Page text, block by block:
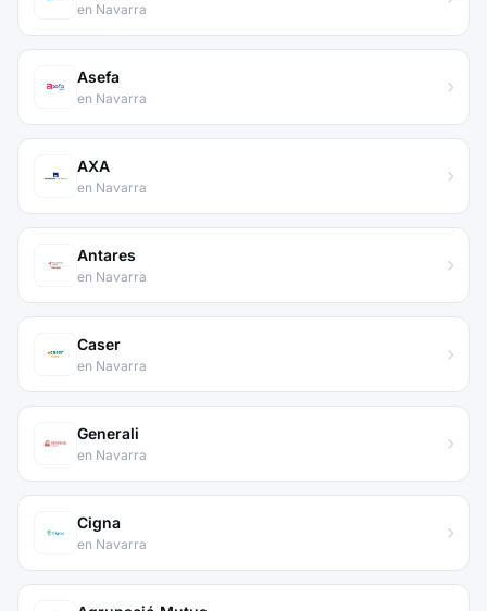
en Navarra
Asefa
en Navarra
AXA
en Navarra
Antares
en Navarra
Caser
en Navarra
Generali
en Navarra
Cigna
en Navarra